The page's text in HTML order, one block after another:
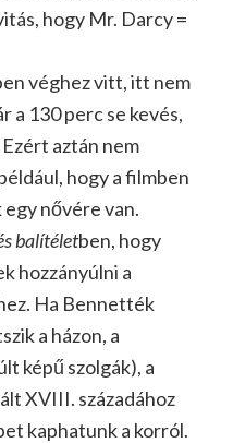
hogy Mr. Darcy =
véghez vitt, itt nem
a 130 perc se kevés,
aztán nem
hogy a filmben
nővére van.
balítéletben, hogy
hozzányúlni a
Ha Bennették
a házon, a
képű szolgák), a
XVIII. századához
kaphatunk a korról.